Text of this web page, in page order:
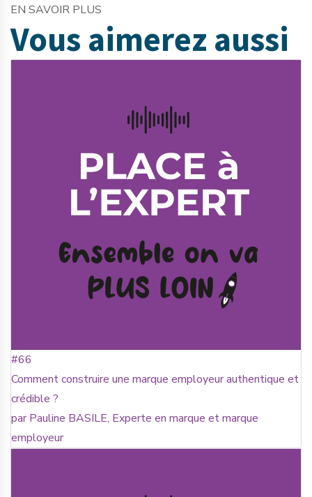
EN SAVOIR PLUS
Vous aimerez aussi
#66
Comment construire une marque employeur authentique et
crédible ?
par Pauline BASILE, Experte en marque et marque
employeur